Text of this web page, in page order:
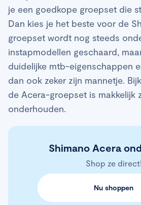
je een goedkope groepset die
Dan kies je het beste voor de
groepset wordt nog steeds
instapmodellen geschaard,
duidelijke mtb-eigenschappen
dan ook zeker zijn mannetje.
de Acera-groepset is makkelijk
onderhouden.
Shimano Acera
Shop ze direct!
Nu shoppen